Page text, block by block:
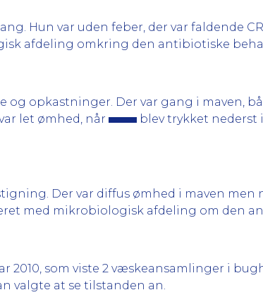
Hun var uden feber, der var faldende
afdeling omkring den antibiotiske
og opkastninger. Der var gang i maven,
let ømhed, når
blev trykket nederst
Der var diffus ømhed i maven men
med mikrobiologisk afdeling om den
2010, som viste 2 væskeansamlinger i
valgte at se tilstanden an.